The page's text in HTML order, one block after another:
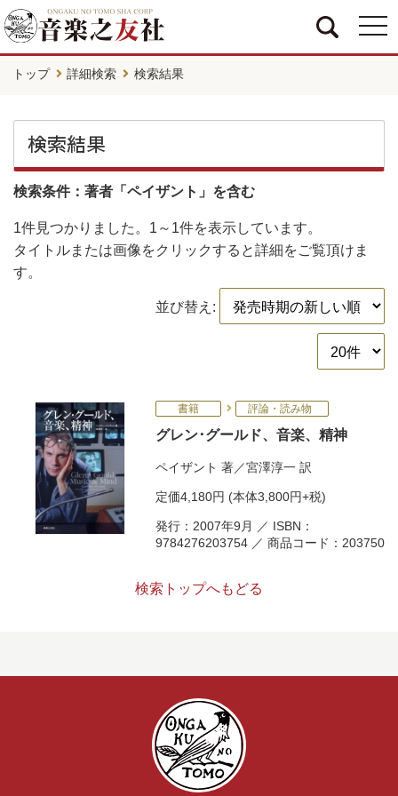
トップ 詳細検索 検索結果
検索結果
検索条件：著者「ペイザント」を含む
1件見つかりました。 1～1件を表示しています。
タイトルまたは画像をクリックすると詳細をご覧頂けま
す。
並び替え:
書籍 評論・読み物
グレン･グールド、音楽、精神
ペイザント 著／宮澤淳一 訳
定価4,180円 (本体3,800円+税)
発行：2007年9月 ／ ISBN：
9784276203754 ／ 商品コード：203750
検索トップへもどる